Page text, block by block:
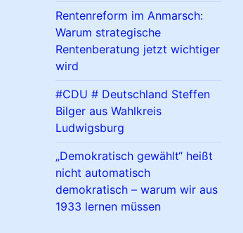
Rentenreform im Anmarsch:
Warum strategische
Rentenberatung jetzt wichtiger
wird
#CDU # Deutschland Steffen
Bilger aus Wahlkreis
Ludwigsburg
„Demokratisch gewählt“ heißt
nicht automatisch
demokratisch – warum wir aus
1933 lernen müssen